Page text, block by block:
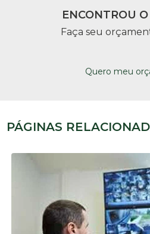
ENCONTROU
Faça seu
Quero meu
PÁGINAS